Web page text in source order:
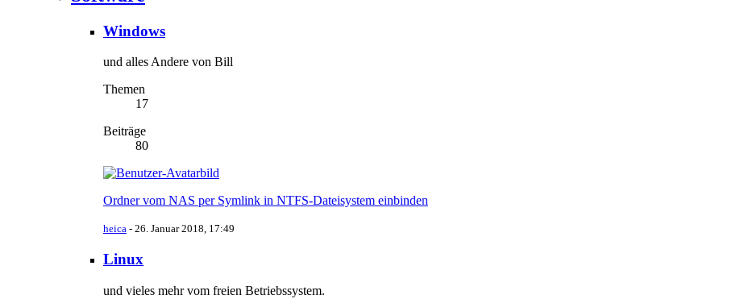
Windows
und alles Andere von Bill
Themen
17
Beiträge
80
Ordner vom NAS per Symlink in NTFS-Dateisystem einbinden
heica - 26. Januar 2018, 17:49
Linux
und vieles mehr vom freien Betriebssystem.